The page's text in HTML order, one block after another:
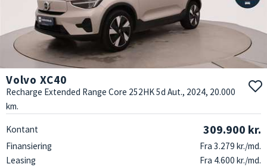
Volvo XC40
Recharge Extended Range Core 252HK 5d Aut., 2024, 20.000
km.
Kontant 309.900 kr.
Finansiering
Fra 3.279 kr./md.
Leasing
Fra 4.600 kr./md.